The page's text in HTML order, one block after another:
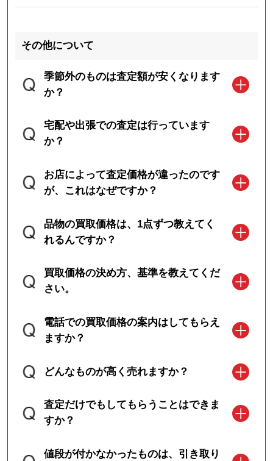
その他について
季節外のものは査定額が安くなります
か？
宅配や出張での査定は行っています
か？
お店によって査定価格が違ったのです
が、これはなぜですか？
品物の買取価格は、1点ずつ教えてく
れるんですか？
買取価格の決め方、基準を教えてくだ
さい。
電話での買取価格の案内はしてもらえ
ますか？
どんなものが高く売れますか？
査定だけでもしてもらうことはできま
すか？
値段が付かなかったものは、引き取り